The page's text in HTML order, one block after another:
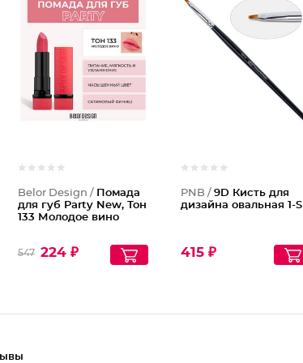
Помада
Belor Design / Помада
для губ Party New, Тон
133 Молодое вино
547 224 ₽
PNB /9D Кисть для
дизайна овальная 1-S
415 ₽